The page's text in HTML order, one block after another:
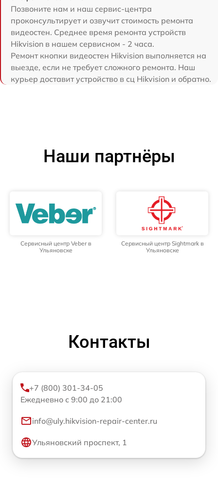
Позвоните нам и наш сервис-центра
проконсультирует и озвучит стоимость ремонта
видеостен. Среднее время ремонта устройств
Hikvision в нашем сервисном - 2 часа.
Ремонт кнопки видеостен Hikvision выполняется на
выезде, если не требует сложного ремонта. Наш
курьер доставит устройство в сц Hikvision и обратно.
Наши партнёры
Сервисный центр Veber в
Ульяновске
Сервисный центр Sightmark в
Ульяновске
Контакты
+7 (800) 301-34-05
Ежедневно с 9:00 до 21:00
info@uly.hikvision-repair-center.ru
Ульяновский проспект, 1